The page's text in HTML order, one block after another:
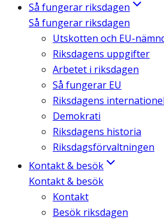
Så fungerar riksdagen
Så fungerar riksdagen
Utskotten och EU-
Riksdagens uppgifter
Arbetet i riksdagen
Så fungerar EU
Riksdagens
Demokrati
Riksdagens historia
Riksdagsförvaltningen
Kontakt & besök
Kontakt & besök
Kontakt
Besök riksdagen